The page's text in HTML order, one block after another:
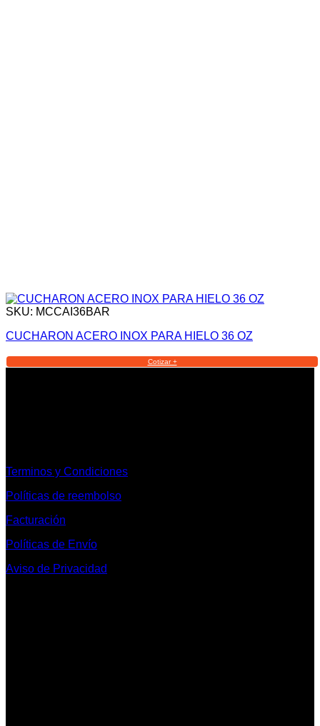
SKU: MCCAI36BAR
CUCHARON ACERO INOX PARA HIELO 36 OZ
Cotizar +
Terminos y Condiciones
Políticas de reembolso
Facturación
Políticas de Envío
Aviso de Privacidad